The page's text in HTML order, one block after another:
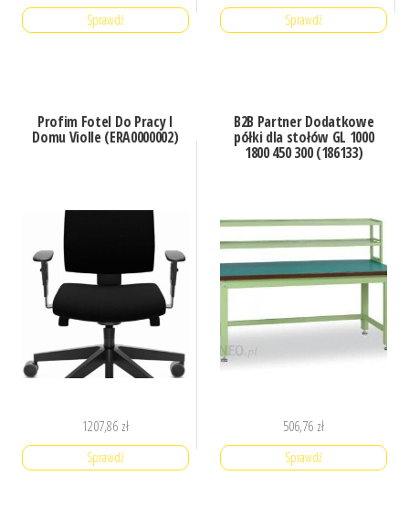
Sprawdź Sprawdź
Profim Fotel Do Pracy I
Domu Violle (ERA0000002)
1207,86 zł
Sprawdź
B2B Partner Dodatkowe
półki dla stołów GL 1000
1800 450 300 (186133)
506,76 zł
Sprawdź